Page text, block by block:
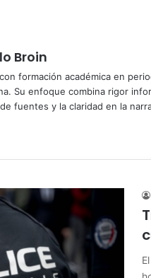
Broin
formación académica en
Su enfoque combina rigor
fuentes y la claridad en la